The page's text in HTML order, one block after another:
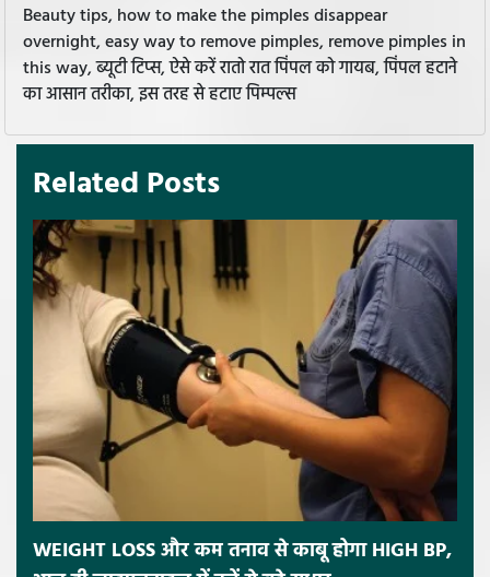
Beauty tips, how to make the pimples disappear
overnight, easy way to remove pimples, remove pimples in
this way, ब्यूटी टिप्स, ऐसे करें रातो रात पिंपल को गायब, पिंपल हटाने
का आसान तरीका, इस तरह से हटाए पिम्पल्स
Related Posts
WEIGHT LOSS और कम तनाव से काबू होगा HIGH BP,